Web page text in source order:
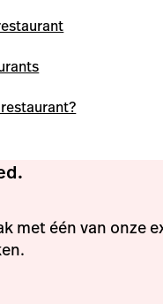
met één van onze